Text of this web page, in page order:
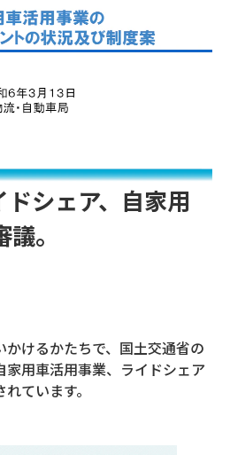
シェア、自家用
。
けるかたちで、国土交通省の
家用車活用事業、ライドシェア
ています。